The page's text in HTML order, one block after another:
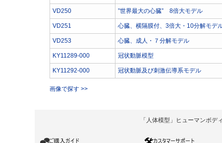
VD250 ”世界最大の心臓” 8倍大モデル
VD251 心臓、横隔膜付、3倍大・10分解モデ
VD253 心臓、成人・７分解モデル
KY11289-000 冠状動脈模型
KY11292-000 冠状動脈及び刺激伝導系モデル
画像で探す >>
「人体模型」ヒューマンボ